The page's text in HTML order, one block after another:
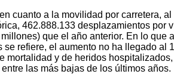
cuanto a la movilidad por carretera,
462.888.133 desplazamientos por
que el año anterior. En lo que
se refiere, el aumento no ha llegado al
mortalidad y de heridos
las más bajas de los últimos años.